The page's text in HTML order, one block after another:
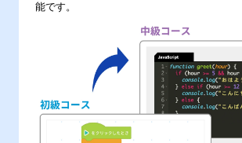
能です。